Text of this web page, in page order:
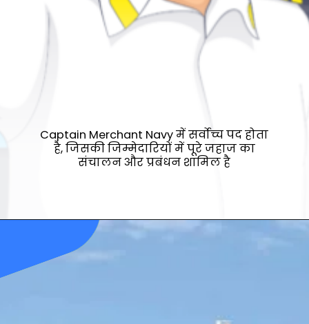
Captain Merchant Navy में सर्वोच्च पद होता
है, जिसकी जिम्मेदारियों में पूरे जहाज का
संचालन और प्रबंधन शामिल है